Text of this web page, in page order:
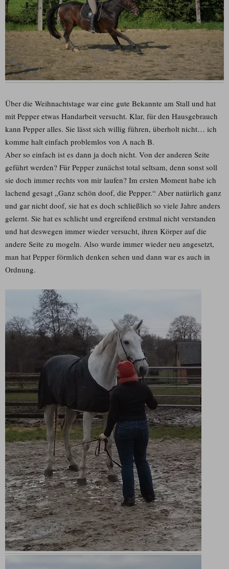
Über die Weihnachtstage war eine gute Bekannte am Stall und hat
mit Pepper etwas Handarbeit versucht. Klar, für den Hausgebrauch
kann Pepper alles. Sie lässt sich willig führen, überholt nicht… ich
komme halt einfach problemlos von A nach B.
Aber so einfach ist es dann ja doch nicht. Von der anderen Seite
geführt werden? Für Pepper zunächst total seltsam, denn sonst soll
sie doch immer rechts von mir laufen? Im ersten Moment habe ich
lachend gesagt „Ganz schön doof, die Pepper.“ Aber natürlich ganz
und gar nicht doof, sie hat es doch schließlich so viele Jahre anders
gelernt. Sie hat es schlicht und ergreifend erstmal nicht verstanden
und hat deswegen immer wieder versucht, ihren Körper auf die
andere Seite zu mogeln. Also wurde immer wieder neu angesetzt,
man hat Pepper förmlich denken sehen und dann war es auch in
Ordnung.